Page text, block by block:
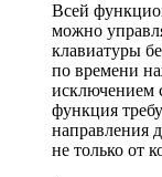
Всей
можно
клавиатуры
по времени
исключением
функция
направления
не только от